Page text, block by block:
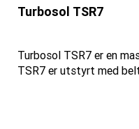
Turbosol TSR7
Turbosol TSR7 er en
TSR7 er utstyrt med